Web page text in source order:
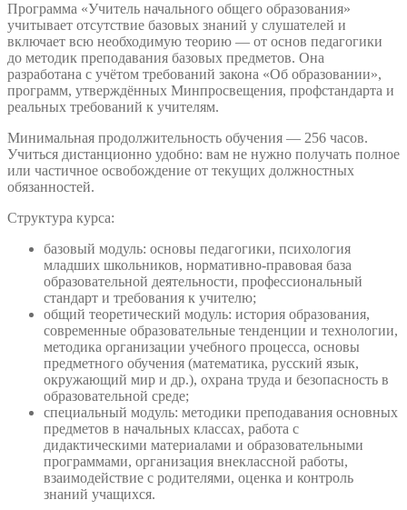
Программа «Учитель начального общего образования»
учитывает отсутствие базовых знаний у слушателей и
включает всю необходимую теорию — от основ педагогики
до методик преподавания базовых предметов. Она
разработана с учётом требований закона «Об образовании»,
программ, утверждённых Минпросвещения, профстандарта и
реальных требований к учителям.
Минимальная продолжительность обучения — 256 часов.
Учиться дистанционно удобно: вам не нужно получать полное
или частичное освобождение от текущих должностных
обязанностей.
Структура курса:
базовый модуль: основы педагогики, психология
младших школьников, нормативно-правовая база
образовательной деятельности, профессиональный
стандарт и требования к учителю;
общий теоретический модуль: история образования,
современные образовательные тенденции и технологии,
методика организации учебного процесса, основы
предметного обучения (математика, русский язык,
окружающий мир и др.), охрана труда и безопасность в
образовательной среде;
специальный модуль: методики преподавания основных
предметов в начальных классах, работа с
дидактическими материалами и образовательными
программами, организация внеклассной работы,
взаимодействие с родителями, оценка и контроль
знаний учащихся.